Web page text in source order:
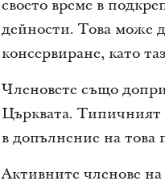
своето време в
дейности. Това може
консервиране, като
Членовете също
Църквата. Типичният
в допълнение на това
Активните членове